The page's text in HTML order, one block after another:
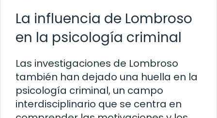
La influencia de Lombroso
en la psicología criminal
Las investigaciones de Lombroso
también han dejado una huella en la
psicología criminal, un campo
interdisciplinario que se centra en